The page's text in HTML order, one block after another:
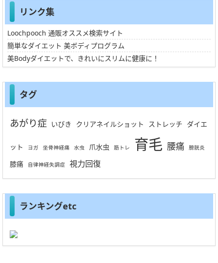
リンク集
Loochpooch 通販オススメ検索サイト
簡単なダイエット 美ボディプログラム
美Bodyダイエットで、きれいにスリムに健康に！
タグ
あがり症 いびき クリアネイルショット ストレッチ ダイエ
ット ヨガ 坐骨神経痛 水虫 爪水虫 筋トレ 育毛 腰痛 膀胱炎
膝痛 自律神経失調症 視力回復
ランキングetc